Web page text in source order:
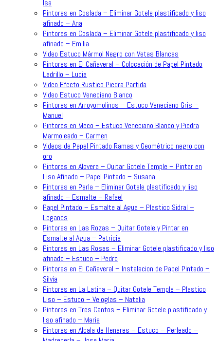
Isa
Pintores en Coslada – Eliminar Gotele plastificado y liso
afinado – Ana
Pintores en Coslada – Eliminar Gotele plastificado y liso
afinado – Emilia
Video Estuco Mármol Negro con Vetas Blancas
Pintores en El Cañaveral – Colocación de Papel Pintado
Ladrillo – Lucia
Video Efecto Rustico Piedra Partida
Video Estuco Veneciano Blanco
Pintores en Arroyomolinos – Estuco Veneciano Gris –
Manuel
Pintores en Meco – Estuco Veneciano Blanco y Piedra
Marmoleado – Carmen
Videos de Papel Pintado Ramas y Geométrico negro con
oro
Pintores en Alovera – Quitar Gotele Temple – Pintar en
Liso Afinado – Papel Pintado – Susana
Pintores en Parla – Eliminar Gotele plastificado y liso
afinado – Esmalte – Rafael
Papel Pintado – Esmalte al Agua – Plastico Sidral –
Leganes
Pintores en Las Rozas – Quitar Gotele y Pintar en
Esmalte al Agua – Patricia
Pintores en Las Rosas – Eliminar Gotele plastificado y liso
afinado – Estuco – Pedro
Pintores en El Cañaveral – Instalacion de Papel Pintado –
Silvia
Pintores en La Latina – Quitar Gotele Temple – Plastico
Liso – Estuco – Veloglas – Natalia
Pintores en Tres Cantos – Eliminar Gotele plastificado y
liso afinado – Maria
Pintores en Alcala de Henares – Estuco – Perleado –